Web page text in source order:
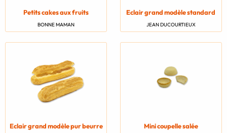
Petits cakes aux fruits
BONNE MAMAN
Eclair grand modèle standard
JEAN DUCOURTIEUX
Eclair grand modèle pur beurre Mini coupelle salée